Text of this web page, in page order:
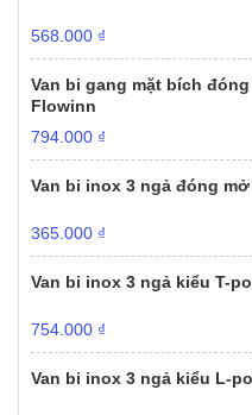
568.000 ₫
Van bi gang mặt bích
Flowinn
794.000 ₫
Van bi inox 3 ngả đóng
365.000 ₫
Van bi inox 3 ngả kiểu T-
754.000 ₫
Van bi inox 3 ngả kiểu L-